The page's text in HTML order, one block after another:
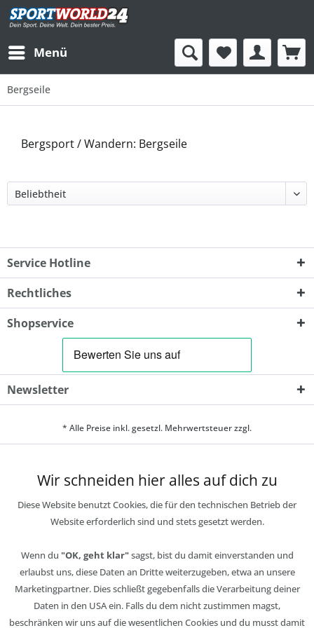
Menü
Bergseile
Bergsport / Wandern: Bergseile
Service Hotline
Rechtliches
Shopservice
Newsletter
* Alle Preise inkl. gesetzl. Mehrwertsteuer zzgl.
Wir schneiden hier alles auf dich zu
Diese Website benutzt Cookies, die für den technischen Betrieb der
Website erforderlich sind und stets gesetzt werden.
Wenn du "OK, geht klar"sagst, bist du damit einverstanden und
erlaubst uns, diese Daten an Dritte weiterzugeben, etwa an unsere
Marketingpartner. Dies schließt gegebenfalls die Verarbeitung deiner
Daten in den USA ein. Falls du dem nicht zustimmen magst,
beschränken wir uns auf die wesentlichen Cookies und du musst damit